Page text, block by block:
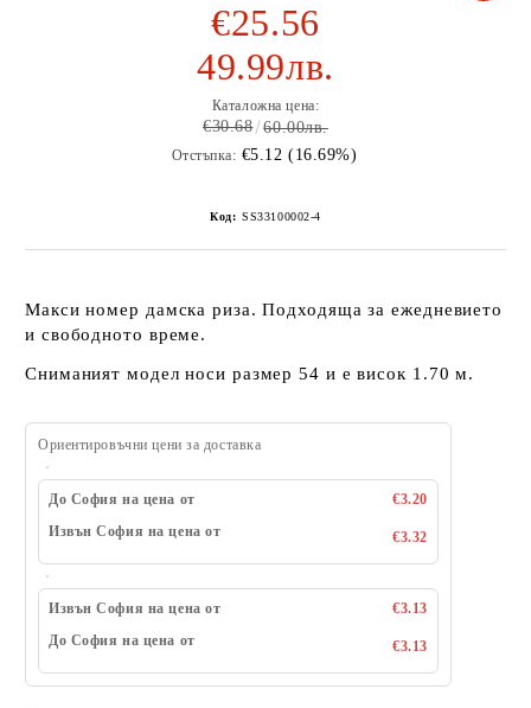
€25.56
49.99лв.
Каталожна цена:
€30.68 60.00лв.
Отстъпка: €5.12 (16.69%)
Код: SS33100002-4
Макси номер дамска риза. Подходяща за ежедневието
и свободното време.
Сниманият модел носи размер 54 и е висок 1.70 м.
Ориентировъчни цени за доставка
До София на цена от
€3.20
Извън София на цена от
€3.32
Извън София на цена от
€3.13
До София на цена от
€3.13